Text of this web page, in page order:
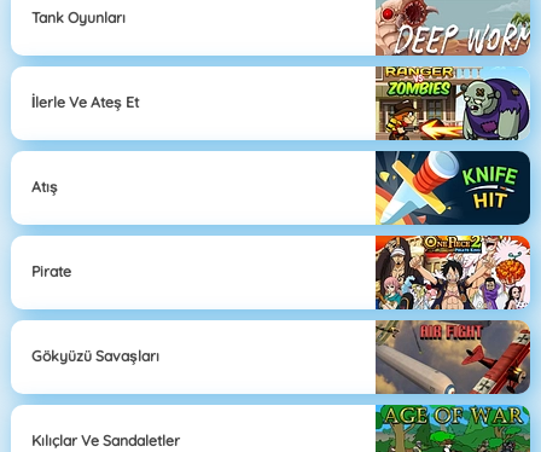
Tank Oyunları
İlerle Ve Ateş Et
Atış
Pirate
Gökyüzü Savaşları
Kılıçlar Ve Sandaletler